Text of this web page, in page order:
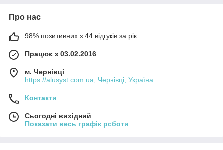
Про нас
98% позитивних з 44 відгуків за рік
Працює з 03.02.2016
м. Чернівці
https://alusyst.com.ua, Чернівці, Україна
Контакти
Сьогодні вихідний
Показати весь графік роботи